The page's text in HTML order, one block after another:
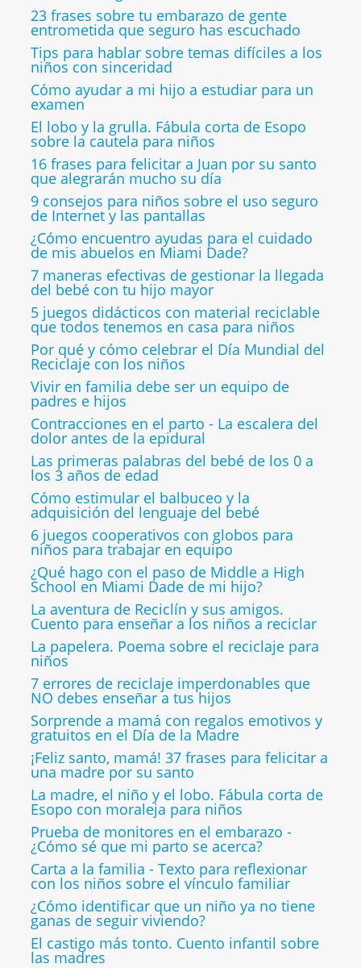
23 frases sobre tu embarazo de gente
entrometida que seguro has escuchado
Tips para hablar sobre temas difíciles a los
niños con sinceridad
Cómo ayudar a mi hijo a estudiar para un
examen
El lobo y la grulla. Fábula corta de Esopo
sobre la cautela para niños
16 frases para felicitar a Juan por su santo
que alegrarán mucho su día
9 consejos para niños sobre el uso seguro
de Internet y las pantallas
¿Cómo encuentro ayudas para el cuidado
de mis abuelos en Miami Dade?
7 maneras efectivas de gestionar la llegada
del bebé con tu hijo mayor
5 juegos didácticos con material reciclable
que todos tenemos en casa para niños
Por qué y cómo celebrar el Día Mundial del
Reciclaje con los niños
Vivir en familia debe ser un equipo de
padres e hijos
Contracciones en el parto - La escalera del
dolor antes de la epidural
Las primeras palabras del bebé de los 0 a
los 3 años de edad
Cómo estimular el balbuceo y la
adquisición del lenguaje del bebé
6 juegos cooperativos con globos para
niños para trabajar en equipo
¿Qué hago con el paso de Middle a High
School en Miami Dade de mi hijo?
La aventura de Reciclín y sus amigos.
Cuento para enseñar a los niños a reciclar
La papelera. Poema sobre el reciclaje para
niños
7 errores de reciclaje imperdonables que
NO debes enseñar a tus hijos
Sorprende a mamá con regalos emotivos y
gratuitos en el Día de la Madre
¡Feliz santo, mamá! 37 frases para felicitar a
una madre por su santo
La madre, el niño y el lobo. Fábula corta de
Esopo con moraleja para niños
Prueba de monitores en el embarazo -
¿Cómo sé que mi parto se acerca?
Carta a la familia - Texto para reflexionar
con los niños sobre el vínculo familiar
¿Cómo identificar que un niño ya no tiene
ganas de seguir viviendo?
El castigo más tonto. Cuento infantil sobre
las madres